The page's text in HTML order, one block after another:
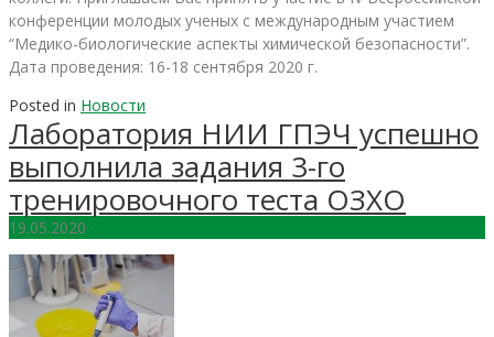
конференции молодых ученых с международным участием
“Медико-биологические аспекты химической безопасности”.
Дата проведения: 16-18 сентября 2020 г.
Posted in Новости
Лаборатория НИИ ГПЭЧ успешно
выполнила задания 3-го
тренировочного теста ОЗХО
19.05.2020